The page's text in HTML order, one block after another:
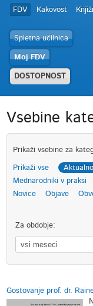
FDV Kakovost
Spletna učilnica
Moj FDV
DOSTOPNOST
Vsebine
Prikaži vsebine za
Prikaži vse Aktualno
Mednarodniki v praksi
Novice
Objave
Za obdobje:
Gostovanje prof. dr.